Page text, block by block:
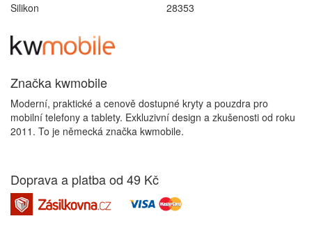
Silikon 28353
Značka kwmobile
Moderní, praktické a cenově dostupné kryty a pouzdra pro
mobilní telefony a tablety. Exkluzivní design a zkušenosti od roku
2011. To je německá značka kwmobile.
Doprava a platba od 49 Kč